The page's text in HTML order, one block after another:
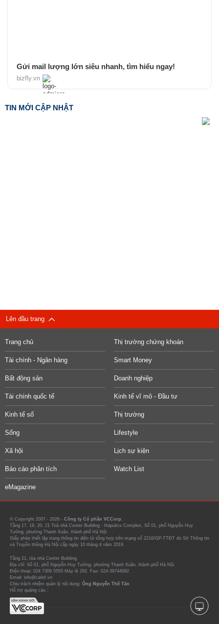
Gửi mail lượng lớn siêu nhanh, tìm hiểu ngay!
bizfly.vn
TIN MỚI CẬP NHẬT
Lên đầu trang
Trang chủ Thị trường chứng khoán
Tài chính - Ngân hàng Smart Money
Bất động sản Doanh nghiệp
Tài chính quốc tế Kinh tế vĩ mô - Đầu tư
Kinh tế số Thị trường
Sống Lifestyle
Xã hội Lịch sự kiện
Báo cáo phân tích Watch List
eMagazine
© Copyright 2007 - 2026 - Công ty Cổ phần VCCorp.
Tầng 17, 19, 20, 21 Toà nhà Center Building - Hapulico Complex, Số 01, phố Nguyễn Huy
Tưởng, phường Thanh Xuân, thành phố Hà Nội
Giấy phép thiết lập trang thông tin điện tử tổng hợp trên mạng số 2216/GP-TTĐT do Sở Thông tin
và Truyền thông Hà Nội cấp ngày 10 tháng 4 năm 2019.
Tầng 21, tòa nhà Center Building.
Địa chỉ: Số 01, phố Nguyễn Huy Tưởng, phường Thanh Xuân, thành phố Hà Nội
Điện thoại: 024 7309 5555 Máy lẻ 292. Fax: 024-39744082
Email: info@cafef.vn
Chịu trách nhiệm quản lý nội dung: Ông Nguyễn Thế Tân
Hỗ trợ quảng cáo :